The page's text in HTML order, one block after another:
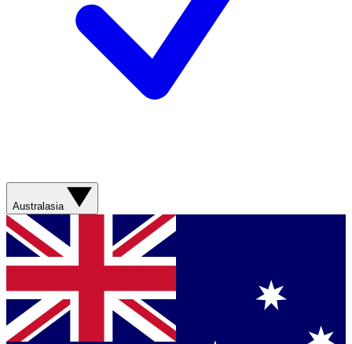
Australasia